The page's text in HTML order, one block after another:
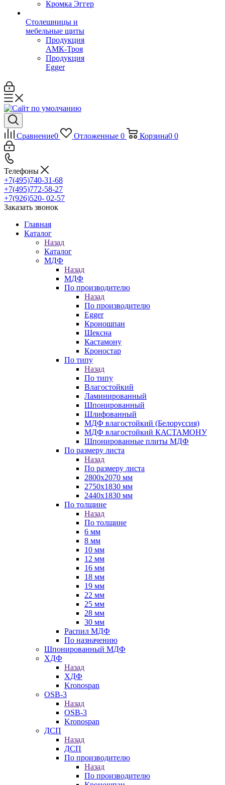
Кромка Эггер
Столешницы и
мебельные щиты
Продукция
АМК-Троя
Продукция
Egger
Сравнение0 Отложенные 0 Корзина0 0
Телефоны
+7(495)740-31-68
+7(495)772-58-27
+7(926)520- 02-57
Заказать звонок
Главная
Каталог
Назад
Каталог
МДФ
Назад
МДФ
По производителю
Назад
По производителю
Egger
Кроношпан
Шексна
Кастамону
Кроностар
По типу
Назад
По типу
Влагостойкий
Ламинированный
Шпонированный
Шлифованный
МДФ влагостойкий (Белоруссия)
МДФ влагостойкий КАСТАМОНУ
Шпонированные плиты МДФ
По размеру листа
Назад
По размеру листа
2800х2070 мм
2750х1830 мм
2440х1830 мм
По толщине
Назад
По толщине
6 мм
8 мм
10 мм
12 мм
16 мм
18 мм
19 мм
22 мм
25 мм
28 мм
30 мм
Распил МДФ
По назначению
Шпонированный МДФ
ХДФ
Назад
ХДФ
Kronospan
OSB-3
Назад
OSB-3
Kronospan
ДСП
Назад
ДСП
По производителю
Назад
По производителю